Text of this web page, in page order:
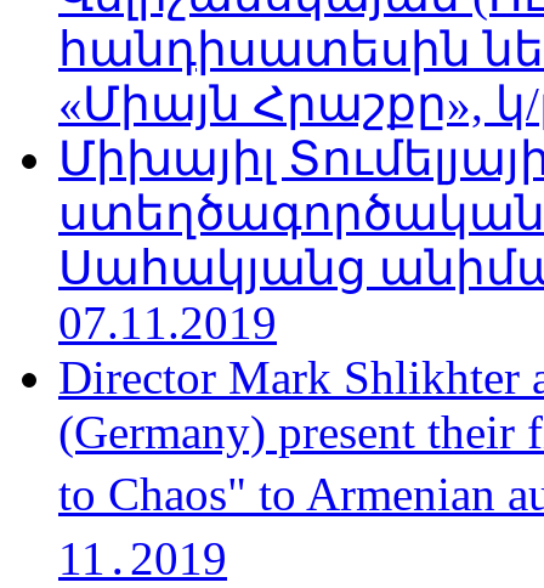
հանդիսատեսին
«Միայն Հրաշքը», կ/
Միխայիլ
Սահակյանց
07.11.2019
Director Mark Shlikhter
(Germany) present
to Chaos" to Armenian
11․2019